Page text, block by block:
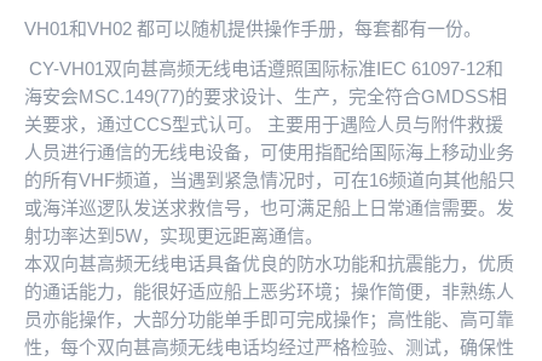
VH01和VH02 都可以随机提供操作手册，每套都有一份。
CY-VH01双向甚高频无线电话遵照国际标准IEC 61097-12和
海安会MSC.149(77)的要求设计、生产，完全符合GMDSS相
关要求，通过CCS型式认可。 主要用于遇险人员与附件救援
人员进行通信的无线电设备，可使用指配给国际海上移动业务
的所有VHF频道，当遇到紧急情况时，可在16频道向其他船只
或海洋巡逻队发送求救信号，也可满足船上日常通信需要。发
射功率达到5W，实现更远距离通信。
本双向甚高频无线电话具备优良的防水功能和抗震能力，优质
的通话能力，能很好适应船上恶劣环境；操作简便，非熟练人
员亦能操作，大部分功能单手即可完成操作；高性能、高可靠
性，每个双向甚高频无线电话均经过严格检验、测试，确保性